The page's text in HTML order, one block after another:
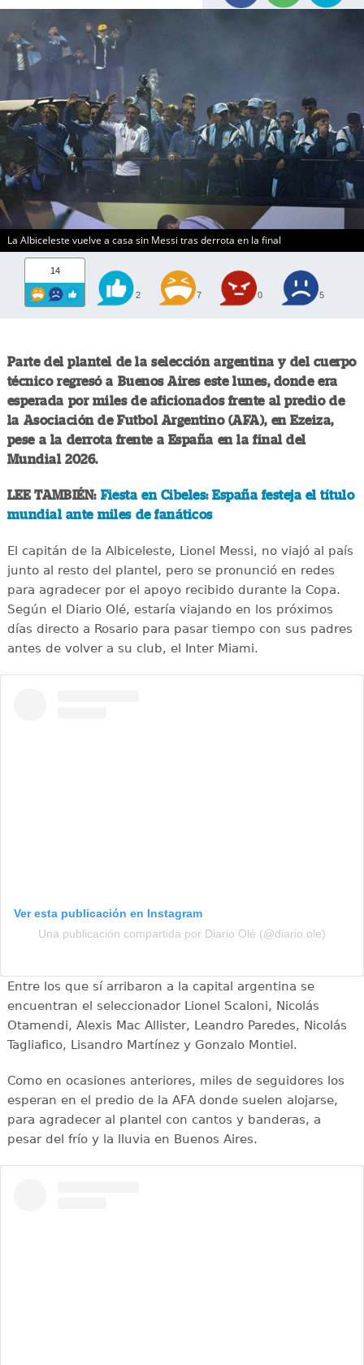
La Albiceleste vuelve a casa sin Messi tras derrota en la final
14
2 7 0 5
Parte del plantel de la selección argentina y del cuerpo
técnico regresó a Buenos Aires este lunes, donde era
esperada por miles de aficionados frente al predio de
la Asociación de Futbol Argentino (AFA), en Ezeiza,
pese a la derrota frente a España en la final del
Mundial 2026.
LEE TAMBIÉN: Fiesta en Cibeles: España festeja el título
mundial ante miles de fanáticos
El capitán de la Albiceleste, Lionel Messi, no viajó al país
junto al resto del plantel, pero se pronunció en redes
para agradecer por el apoyo recibido durante la Copa.
Según el Diario Olé, estaría viajando en los próximos
días directo a Rosario para pasar tiempo con sus padres
antes de volver a su club, el Inter Miami.
Ver esta publicación en Instagram
Una publicación compartida por Diario Olé (@diario.ole)
Entre los que sí arribaron a la capital argentina se
encuentran el seleccionador Lionel Scaloni, Nicolás
Otamendi, Alexis Mac Allister, Leandro Paredes, Nicolás
Tagliafico, Lisandro Martínez y Gonzalo Montiel.
Como en ocasiones anteriores, miles de seguidores los
esperan en el predio de la AFA donde suelen alojarse,
para agradecer al plantel con cantos y banderas, a
pesar del frío y la lluvia en Buenos Aires.